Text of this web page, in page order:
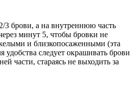
3 брови, а на внутреннюю часть
минут 5, чтобы бровки не
и близкопосаженными (эта
удобства следует окрашивать брови
части, стараясь не выходить за